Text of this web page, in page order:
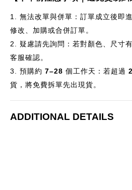
1.
無法改單與併單：訂單成立後即
修改、加購或合併訂單。
2.
疑慮請先詢問：若對顏色、尺寸
客服確認。
3.
預購約 7–28 個工作天：若超過
貨，將免費拆單先出現貨。
ADDITIONAL DETAILS